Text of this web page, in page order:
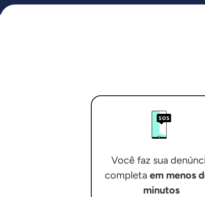
Você faz sua
completaem menos
minutos